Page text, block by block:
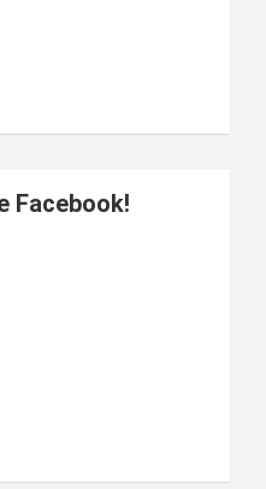
Facebook!